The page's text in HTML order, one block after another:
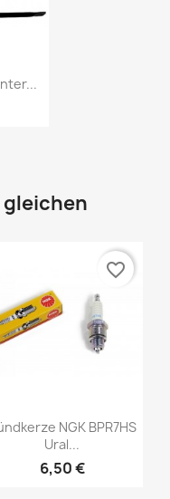
gleichen
NGK BPR7HS
Ural...
6,50 €
favorite_border